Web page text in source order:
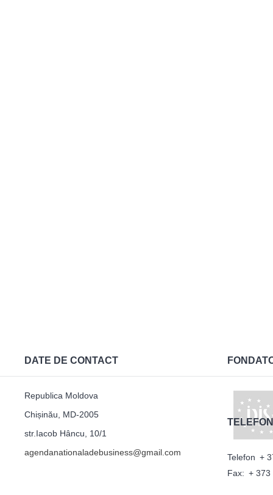
DATE DE CONTACT
Republica Moldova
Chișinău, MD-2005
str.Iacob Hâncu, 10/1
agendanationaladebusiness@gmail.com
Telefon +
Fax: + 373